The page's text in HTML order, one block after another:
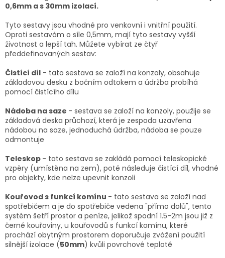
0,6mm a s 30mm izolací.
Tyto sestavy jsou vhodné pro venkovní i vnitřní použití.
Oproti sestavám o síle 0,5mm, mají tyto sestavy vyšší
životnost a lepší tah. Můžete vybírat ze čtyř
předdefinovaných sestav:
Čistící díl - tato sestava se založí na konzoly, obsahuje
základovou desku z bočním odtokem a údržba probíhá
pomocí čistícího dílu
Nádoba na saze - sestava se založí na konzoly, použije se
základová deska průchozí, která je zespoda uzavřena
nádobou na saze, jednoduchá údržba, nádoba se pouze
odmontuje
Teleskop - tato sestava se zakládá pomocí teleskopické
vzpěry (umístěna na zem), poté následuje čistící díl, vhodné
pro objekty, kde nelze upevnit konzoli
Kouřovod s funkcí komínu - tato sestava se založí nad
spotřebičem a je do spotřebiče vedena "přímo dolů", tento
systém šetří prostor a peníze, jelikož spodní 1.5-2m jsou již z
černé kouřoviny, u kouřovodů s funkcí komínu, které
prochází obytným prostorem doporučuje zvážení použití
silnější izolace (50mm) kvůli povrchové teplotě